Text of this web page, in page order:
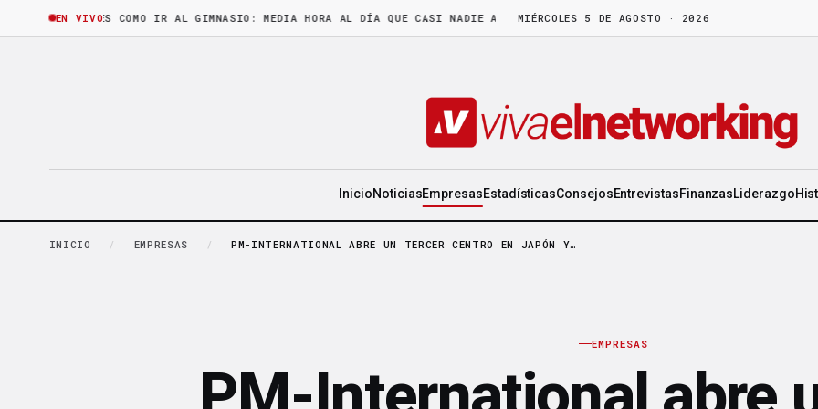
EN VIVO
LEER ES COMO IR AL GIMNASIO: MEDIA HORA AL DÍA QUE CASI NADIE APARTA LA CEO DE ORIFLAME: «DISFRUTA DE LA GENTE
MIÉRCOLES 5 DE AGOSTO · 2026
InicioNoticiasEmpresasEstadísticasConsejosEntrevistasFinanzasLiderazgo
INICIO / EMPRESAS / PM-INTERNATIONAL ABRE UN TERCER CENTRO EN JAPÓN Y…
EMPRESAS